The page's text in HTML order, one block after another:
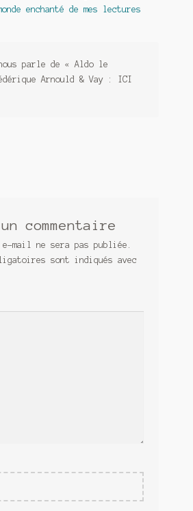
enchanté de mes lectures
parle de « Aldo le
Arnould & Vay : ICI
commentaire
e-mail ne sera pas publiée.
sont indiqués avec